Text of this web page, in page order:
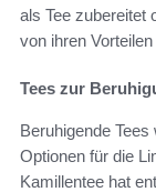
als Tee zubereitet
von ihren
Tees zur
Beruhigende Tees
Optionen für die
Kamillentee hat